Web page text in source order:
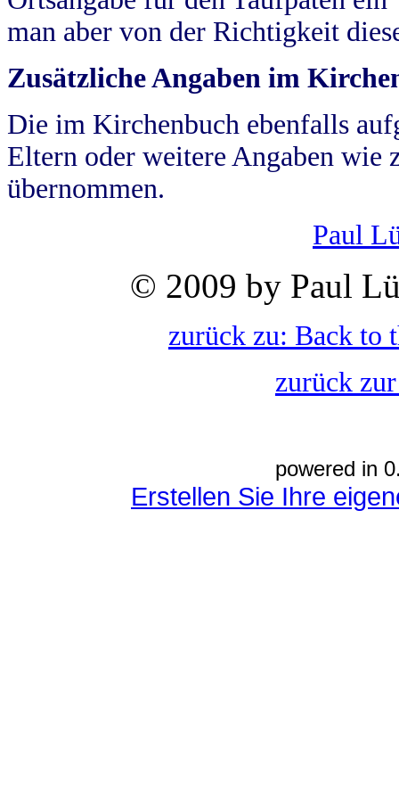
man aber von der Richtigkeit
Zusätzliche Angaben im
Die im Kirchenbuch ebenfalls
Eltern oder weitere Angaben wie
übernommen.
Paul
© 2009 by Paul
zurück zu: Back to
zurück
powered in
Erstellen Sie Ihre